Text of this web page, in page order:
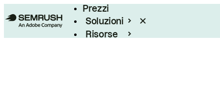
Prezzi
Soluzioni
Risorse